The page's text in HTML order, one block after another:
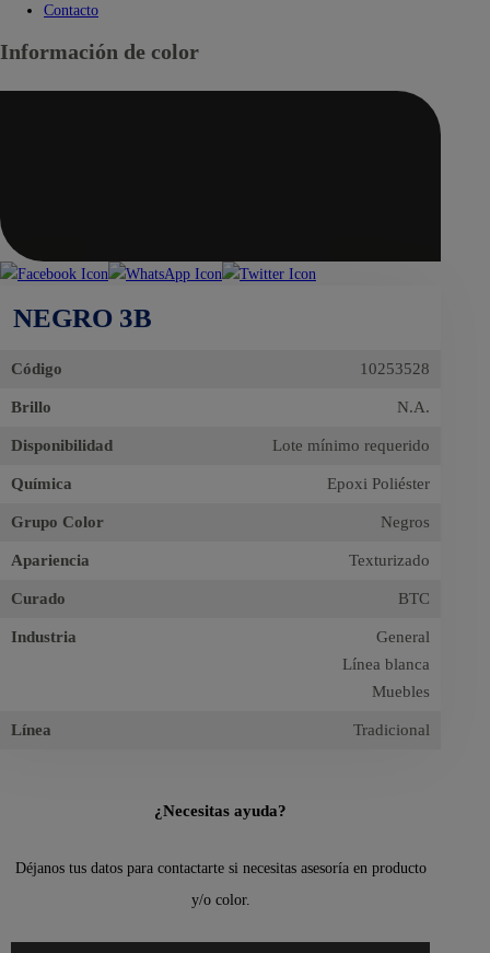
Contacto
Información de color
NEGRO 3B
Código 10253528
Brillo N.A.
Disponibilidad Lote mínimo requerido
Química Epoxi Poliéster
Grupo Color Negros
Apariencia Texturizado
Curado BTC
Industria
General
Línea blanca
Muebles
Línea Tradicional
¿Necesitas ayuda?
Déjanos tus datos para contactarte si necesitas asesoría en producto
y/o color.